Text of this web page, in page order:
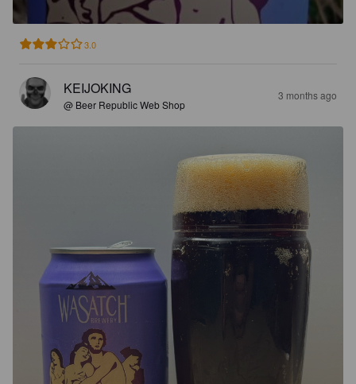
3.0
KEIJOKING
@ Beer Republic Web Shop
3 months ago